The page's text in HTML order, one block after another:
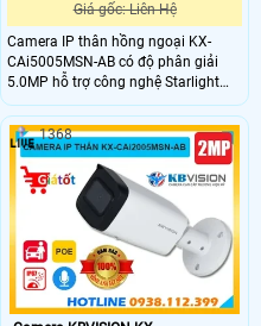
Giá gốc: Liên Hệ
Camera IP thân hồng ngoại KX-
CAi5005MSN-AB có độ phân giải
5.0MP hỗ trợ công nghệ Starlight
cho hình ảnh sắc nét trong điều kiện
ánh sáng yếu. Với chuẩn nén
H.265+ chống ngược sáng WDR
120dB và tầm xa hồng ngoại 60m
đảm bảo giám sát hiệu quả cả ngày
lẫn đêm. Còn tích hợp AI phân biệt
người và xe, hỗ trợ thẻ nhớ 256GB,
PoE và đạt chuẩn chống bụi nước
IP67, phù hợp lắp đặt ngoài trời.
1368